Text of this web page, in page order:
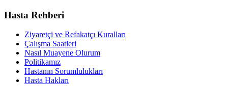
Hasta Rehberi
Ziyaretçi ve Refakatçı Kuralları
Çalışma Saatleri
Nasıl Muayene Olurum
Politikamız
Hastanın Sorumlulukları
Hasta Hakları